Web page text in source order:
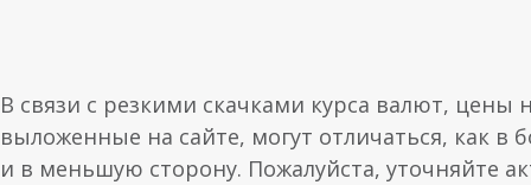
В связи с резкими скачками курса валют, цены
выложенные на сайте, могут отличаться, как в
и в меньшую сторону. Пожалуйста, уточняйте